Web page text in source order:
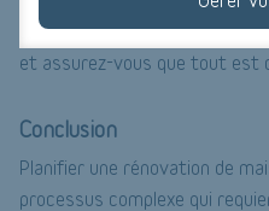
Supervision : surveillez
et assurez-vous que tout est
Conclusion
Planifier une rénovation de
processus complexe qui